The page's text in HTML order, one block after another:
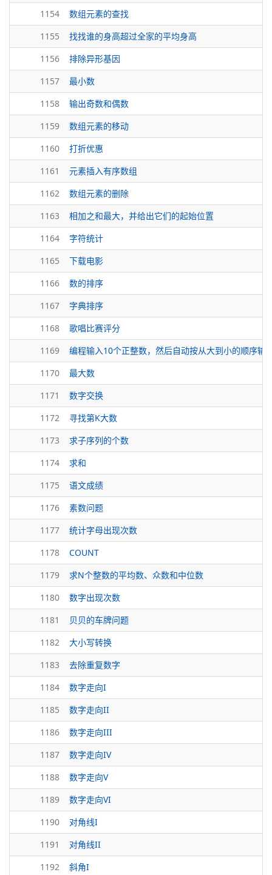
1154
数组元素的查找
1155
找找谁的身高超过全家的平均身高
1156
排除异形基因
1157
最小数
1158
输出奇数和偶数
1159
数组元素的移动
1160
打折优惠
1161
元素插入有序数组
1162
数组元素的删除
1163
相加之和最大，并给出它们的起始位置
1164
字符统计
1165
下载电影
1166
数的排序
1167
字典排序
1168
歌唱比赛评分
1169
编程输入10个正整数，然后自动按从大到小的顺序输
1170
最大数
1171
数字交换
1172
寻找第K大数
1173
求子序列的个数
1174
求和
1175
语文成绩
1176
素数问题
1177
统计字母出现次数
1178
COUNT
1179
求N个整数的平均数、众数和中位数
1180
数字出现次数
1181
贝贝的车牌问题
1182
大小写转换
1183
去除重复数字
1184
数字走向I
1185
数字走向II
1186
数字走向III
1187
数字走向IV
1188
数字走向V
1189
数字走向VI
1190
对角线I
1191
对角线II
1192
斜角I